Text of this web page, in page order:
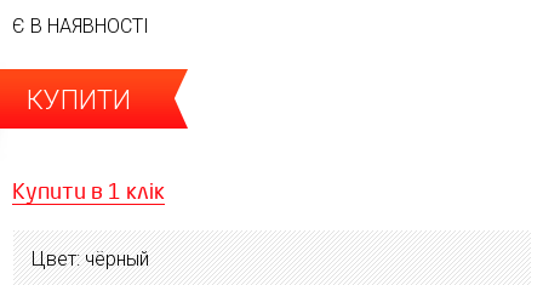
Є В НАЯВНОСТІ
КУПИТИ
Купити в 1 клік
Цвет: чёрный